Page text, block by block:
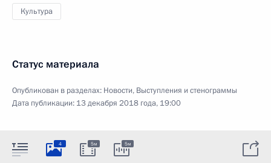
Культура
Статус материала
Опубликован в разделах: Новости, Выступления и стенограммы
Дата публикации: 13 декабря 2018 года, 19:00
4 5м 5м